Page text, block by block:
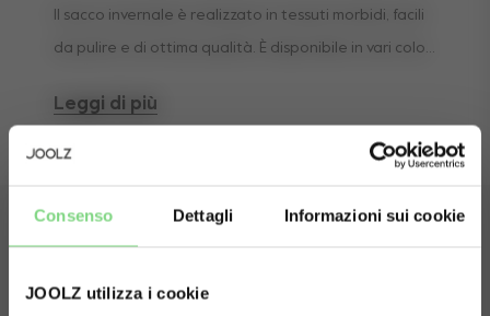
Consenso Dettagli Informazioni sui cookie
JOOLZ utilizza i cookie
Il sacco invernale è realizzato in tessuti morbidi, facili
da pulire e di ottima qualità. È disponibile in vari colori
passeggino Joolz.
Leggi di più